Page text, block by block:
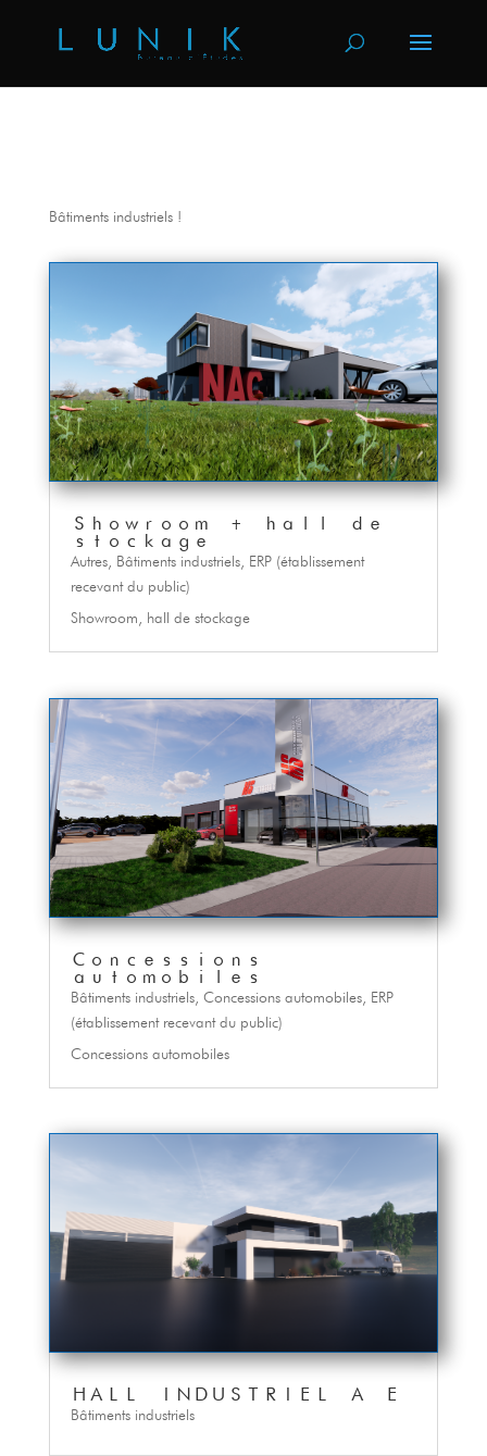
Bâtiments industriels !
Showroom + hall de
stockage
Autres, Bâtiments industriels, ERP (établissement
recevant du public)
Showroom, hall de stockage
Concessions
automobiles
Bâtiments industriels, Concessions automobiles, ERP
(établissement recevant du public)
Concessions automobiles
HALL INDUSTRIEL A E
Bâtiments industriels